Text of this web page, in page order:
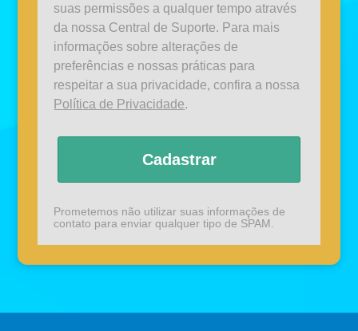
suas permissões a qualquer tempo através
da nossa Central de Suporte. Para mais
informações sobre alterações de
preferências e nossas práticas para
respeitar a sua privacidade, confira a nossa
Política de Privacidade.
Cadastrar
Prometemos não utilizar suas informações de
contato para enviar qualquer tipo de SPAM.